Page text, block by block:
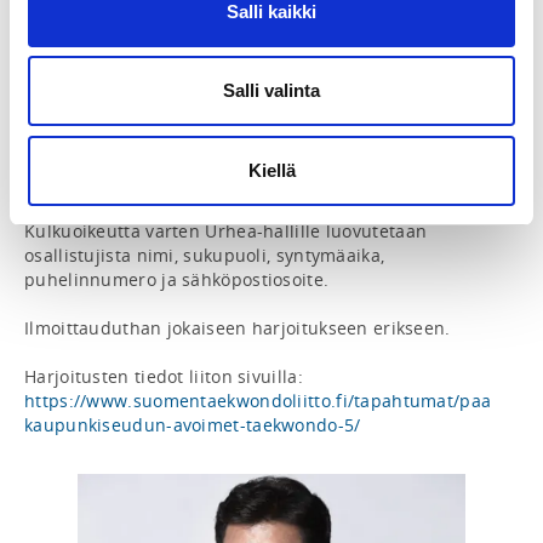
Salli kaikki
Salli valinta
Kiellä
osallistumalla säännöllisesti! Myös yksittäisiin
Varustuksena harjoituksissa on dobok. Opetuskieli on
Kulunvalvonnan takia harjoituksiin on ilmoittauduttava
etukäteen Suomisportin kautta. Kulkuoikeus koodataan
osallistujan lähiluettavaan korttiin (esim. HSL-kortti).
Kulkuoikeutta varten Urhea-hallille luovutetaan
osallistujista nimi, sukupuoli, syntymäaika,
puhelinnumero ja sähköpostiosoite.
Ilmoittauduthan jokaiseen harjoitukseen erikseen.
https://www.suomentaekwondoliitto.fi/tapahtumat/paa
kaupunkiseudun-avoimet-taekwondo-5/